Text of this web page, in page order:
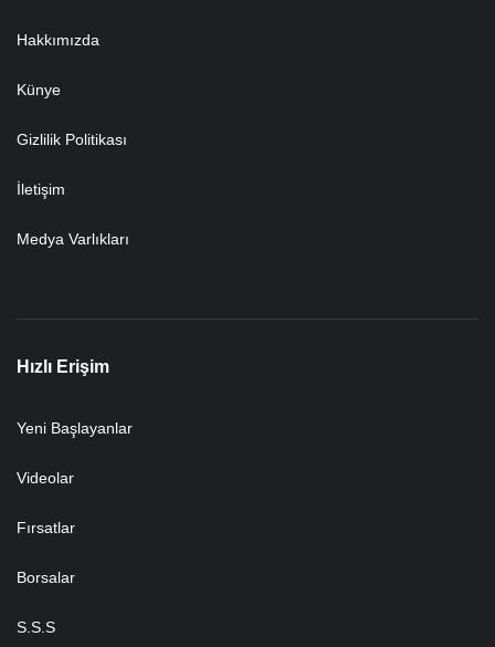
Hakkımızda
Künye
Gizlilik Politikası
İletişim
Medya Varlıkları
Hızlı Erişim
Yeni Başlayanlar
Videolar
Fırsatlar
Borsalar
S.S.S